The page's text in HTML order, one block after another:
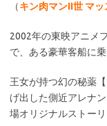
（キン肉マンII世 マ
2002年の東映アニメ
で、ある豪華客船に
王女が持つ幻の秘薬【
げ出した側近アレナ
場オリジナルストー